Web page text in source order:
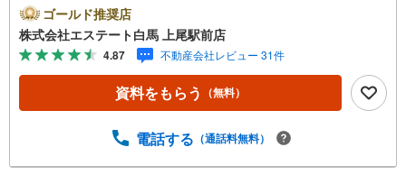
ーヨーカドー上尾駅前店」内に立地。2.無料駐車場完備の
お店立体駐車場は全480台収容可。駐車場完備してます。3.
大型キッズスペース当店自慢のキッズスペースをぜひご覧
ください。店内におむつ替えコーナーもご用意してます。
4.年中無休・365日営業でお手伝い営業時間:10時～20時ま
で。スピードある対応が自慢のお店です。5.提携FPへの無
ンナーと無料相談。ローン返済について、老後や学費等も
ゴールド推奨店
株式会社エステート白馬 上尾駅前店
4.87 不動産会社レビュー 31件
資料をもらう （無料）
電話する （通話料無料）